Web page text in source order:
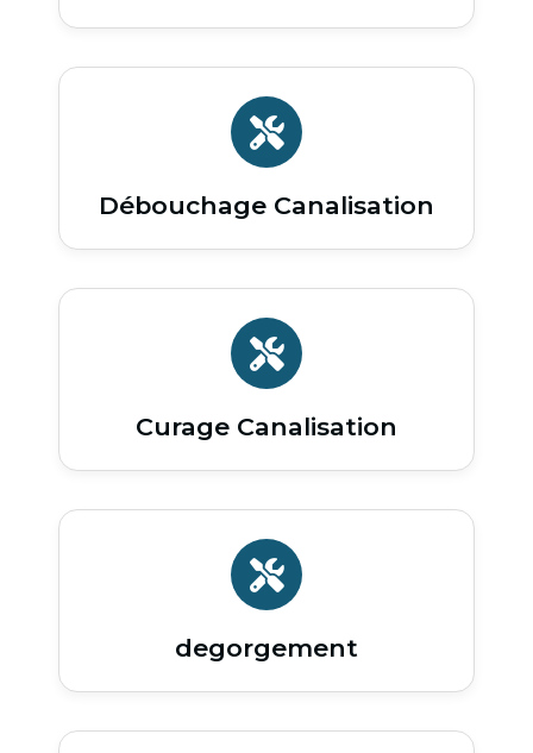
Débouchage Canalisation
Curage Canalisation
degorgement